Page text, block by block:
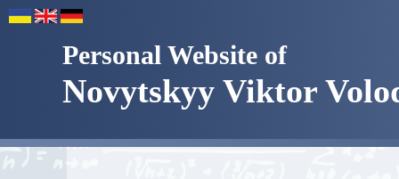
Personal Website of
Novytskyy Viktor